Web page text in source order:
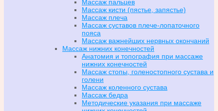
Массаж пальцев
Массаж кисти (пястье, запястье)
Массаж плеча
Массаж суставов плече-лопаточного
пояса
Массаж важнейших нервных окончаний
Массаж нижних конечностей
Анатомия и топография при массаже
нижних конечностей
Массаж стопы, голеностопного сустава и
голени
Массаж коленного сустава
Массаж бедра
Методические указания при массаже